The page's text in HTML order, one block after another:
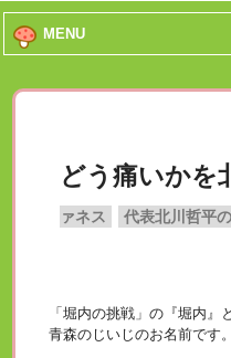
MENU
どう痛いかを
ァネス 代表北川哲平
「堀内の挑戦」の『堀内
青森のじいじのお名前です。